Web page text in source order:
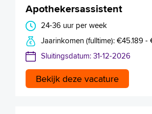
Apothekersassistent
24-36 uur per week
Jaarinkomen (fulltime): €45.189 -
Sluitingsdatum: 31-12-2026
Bekijk deze vacature